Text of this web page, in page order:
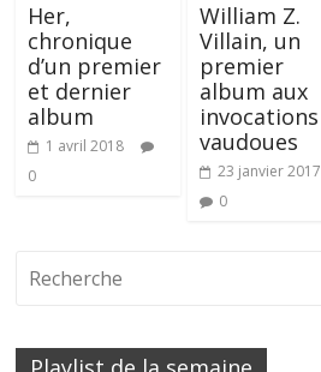
Her,
chronique
d’un premier
et dernier
album
1 avril 2018
0
William Z.
Villain, un
premier
album aux
invocations
vaudoues
23 janvier 2017
0